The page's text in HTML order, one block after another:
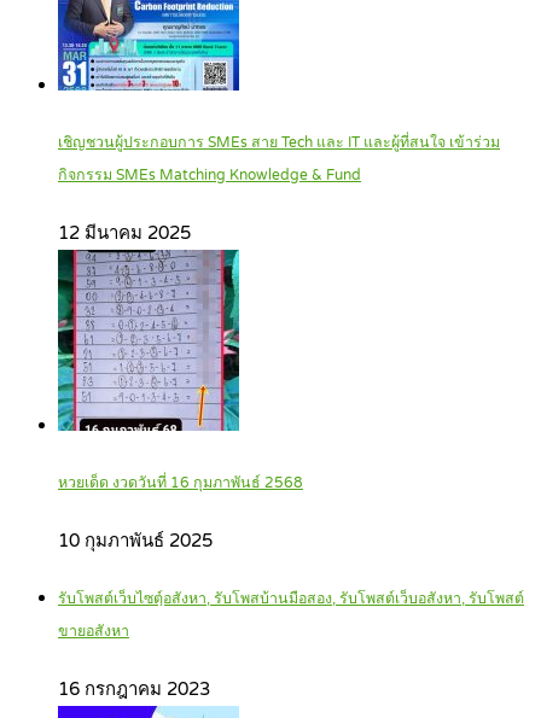
เชิญชวนผู้ประกอบการ SMEs สาย Tech และ IT และผู้ที่สนใจ เข้าร่วม
กิจกรรม SMEs Matching Knowledge & Fund
12 มีนาคม 2025
หวยเด็ด งวดวันที่ 16 กุมภาพันธ์ 2568
10 กุมภาพันธ์ 2025
รับโพสต์เว็บไซตฺ์อสังหา, รับโพสบ้านมือสอง, รับโพสต์เว็บอสังหา, รับโพสต์
ขายอสังหา
16 กรกฎาคม 2023